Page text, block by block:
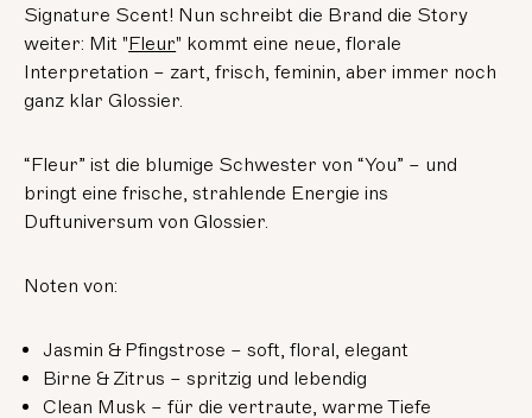
Signature Scent! Nun schreibt die Brand die Story
weiter: Mit "Fleur" kommt eine neue, florale
Interpretation – zart, frisch, feminin, aber immer noch
ganz klar Glossier.
“Fleur” ist die blumige Schwester von “You” – und
bringt eine frische, strahlende Energie ins
Duftuniversum von Glossier.
Noten von:
Jasmin & Pfingstrose – soft, floral, elegant
Birne & Zitrus – spritzig und lebendig
Clean Musk – für die vertraute, warme Tiefe